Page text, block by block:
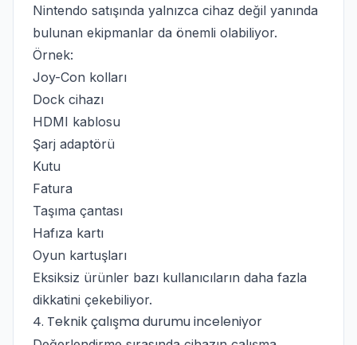
Nintendo satışında yalnızca cihaz değil yanında
bulunan ekipmanlar da önemli olabiliyor.
Örnek:
Joy-Con kolları
Dock cihazı
HDMI kablosu
Şarj adaptörü
Kutu
Fatura
Taşıma çantası
Hafıza kartı
Oyun kartuşları
Eksiksiz ürünler bazı kullanıcıların daha fazla
dikkatini çekebiliyor.
4. Teknik çalışma durumu inceleniyor